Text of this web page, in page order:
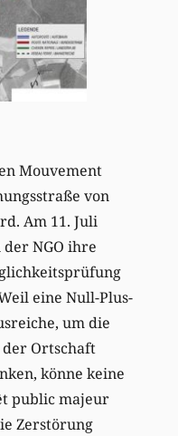
Mouvement
von
Am 11. Juli
NGO ihre
eine Null-Plus-
um die
Ortschaft
könne keine
public majeur
Zerstörung